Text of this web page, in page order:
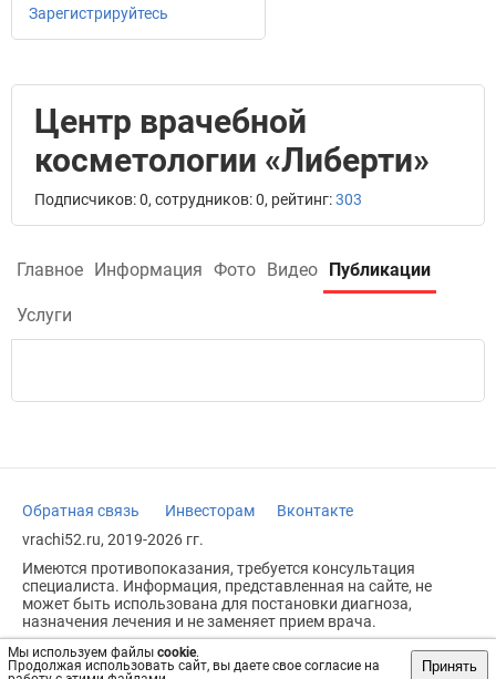
Мы используем файлы cookie.
Продолжая использовать сайт, вы даете свое согласие на
Принять
Зарегистрируйтесь
Центр врачебной
косметологии «Либерти»
Подписчиков: 0, сотрудников: 0, рейтинг:303
Главное Информация Фото Видео Публикации
Услуги
Обратная связь Инвесторам
Вконтакте
vrachi52.ru, 2019-2026 гг.
Имеются противопоказания, требуется консультация
специалиста. Информация, представленная на сайте, не
может быть использована для постановки диагноза,
назначения лечения и не заменяет прием врача.
Возрастное ограничение: 18+